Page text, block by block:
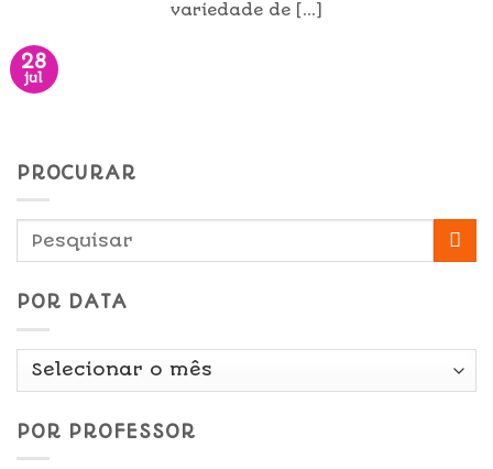
variedade de [...]
28
jul
PROCURAR
POR DATA
Por
POR PROFESSOR